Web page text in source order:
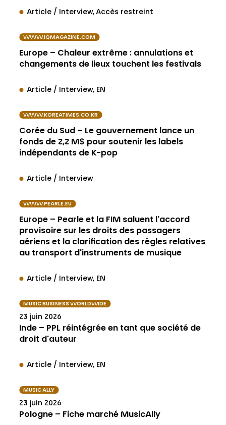
Article / Interview Accès restreint
WWW.IQMAGAZINE.COM
Europe – Chaleur extrême : annulations et
changements de lieux touchent les festivals
Article / Interview EN
WWW.KOREATIMES.CO.KR
Corée du Sud – Le gouvernement lance un
fonds de 2,2 M$ pour soutenir les labels
indépendants de K-pop
Article / Interview
WWW.PEARLE.EU
Europe – Pearle et la FIM saluent l'accord
provisoire sur les droits des passagers
aériens et la clarification des règles relatives
au transport d'instruments de musique
Article / Interview EN
MUSIC BUSINESS WORLDWIDE
23 juin 2026
Inde – PPL réintégrée en tant que société de
droit d'auteur
Article / Interview EN
MUSIC ALLY
23 juin 2026
Pologne – Fiche marché MusicAlly